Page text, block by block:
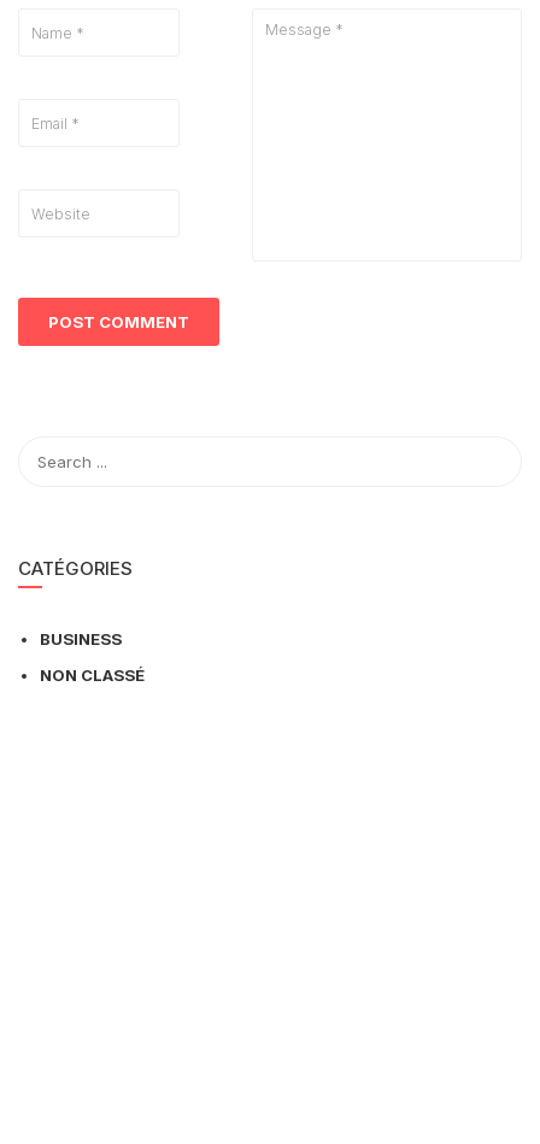
CATÉGORIES
BUSINESS
NON CLASSÉ